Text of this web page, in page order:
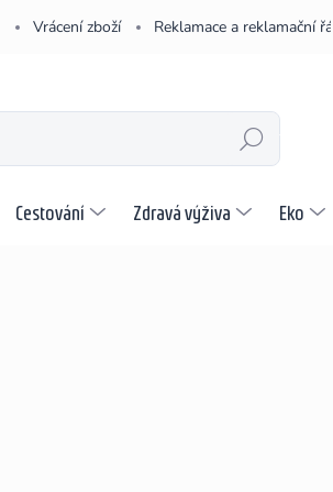
Vrácení zboží Reklamace a reklamační řád
HLEDAT
Cestování Zdravá výživa Eko